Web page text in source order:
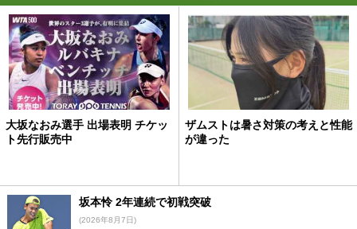
大坂なおみ選手 出場表明 チケッ
ト先行販売中
ザムストは暑さ対策の考えと性能
が違った
坂本怜 2年連続で初戦突破
(2026年8月7日)